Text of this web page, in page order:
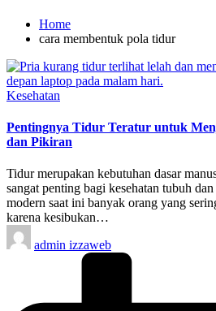
Home
cara membentuk pola tidur
Posted
Kesehatan
Pentingnya Tidur Teratur untuk
dan Pikiran
Tidur merupakan kebutuhan dasar
sangat penting bagi kesehatan tubuh
modern saat ini banyak orang yang
karena kesibukan…
Posted
by
admin izzaweb